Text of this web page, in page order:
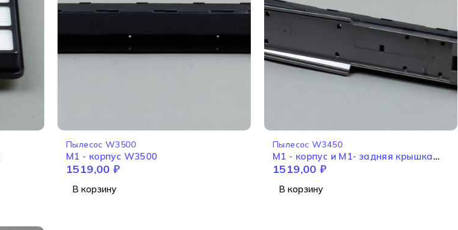
Пылесос W3500
M1 - корпус W3500
1519,00 ₽
В корзину
Пылесос W3450
M1 - корпус и M1- задняя крышка
корпуса W3450
1519,00 ₽
В корзину